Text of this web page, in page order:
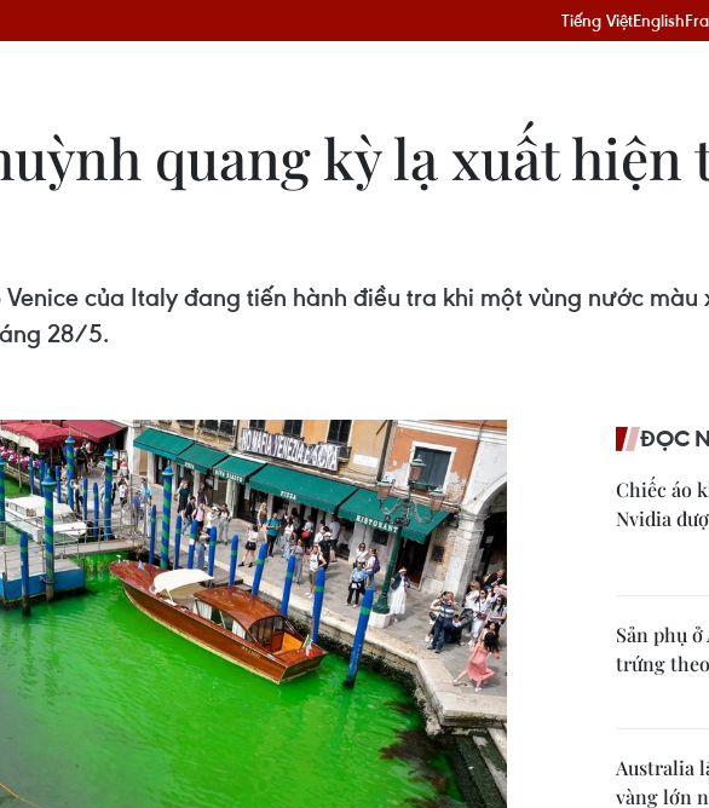
Tiếng ViệtEnglish
quang kỳ lạ xuất hiện
của Italy đang tiến hành điều tra khi một vùng nước
28/5.
ĐỌC
Chiếc áo
Nvidia
Sản phụ
trứng
Australia
vàng lớn